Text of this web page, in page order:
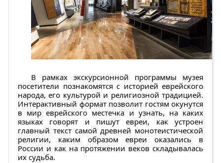
В рамках экскурсионной программы музея
посетители познакомятся с историей еврейского
народа, его культурой и религиозной традицией.
Интерактивный формат позволит гостям окунутся
в мир еврейского местечка и узнать, на каких
языках говорят и пишут евреи, как устроен
главный текст самой древней монотеистической
религии, каким образом евреи оказались в
России и как на протяжении веков складывалась
их судьба.